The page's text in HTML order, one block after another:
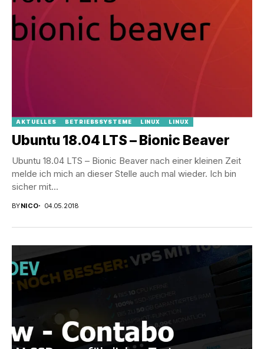
AKTUELLES BETRIEBSSYSTEME LINUX LINUX
Ubuntu 18.04 LTS – Bionic Beaver
Ubuntu 18.04 LTS – Bionic Beaver nach einer kleinen Zeit
melde ich mich an dieser Stelle auch mal wieder. Ich bin
sicher mit...
BYNICO 04.05.2018